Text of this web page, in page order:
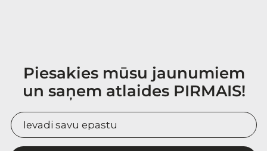
Piesakies mūsu jaunumiem
un saņem atlaides PIRMAIS!